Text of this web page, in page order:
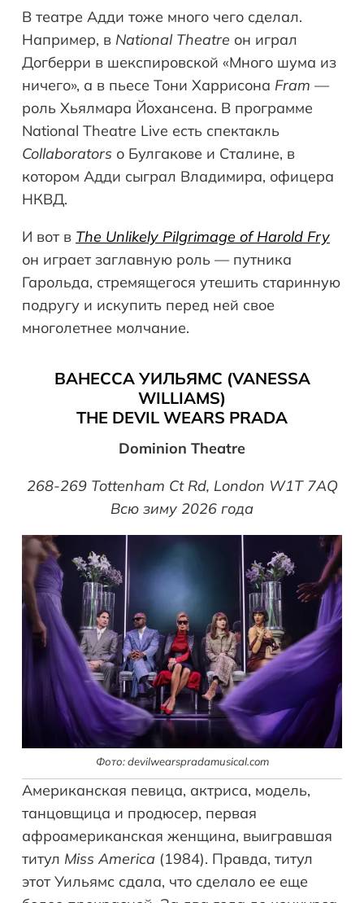
В театре Адди тоже много чего сделал.
Например, в National Theatre он играл
Догберри в шекспировской «Много шума из
ничего», а в пьесе Тони Харрисона Fram —
роль Хьялмара Йохансена. В программе
National Theatre Live есть спектакль
Collaborators о Булгакове и Сталине, в
котором Адди сыграл Владимира, офицера
НКВД.
И вот в The Unlikely Pilgrimage of Harold Fry
он играет заглавную роль — путника
Гарольда, стремящегося утешить старинную
подругу и искупить перед ней свое
многолетнее молчание.
ВАНЕССА УИЛЬЯМС (VANESSA
WILLIAMS)
THE DEVIL WEARS PRADA
Dominion Theatre
268-269 Tottenham Ct Rd, London W1T 7AQ
Всю зиму 2026 года
Фото: devilwearspradamusical.com
Американская певица, актриса, модель,
танцовщица и продюсер, первая
афроамериканская женщина, выигравшая
титул Miss America (1984). Правда, титул
этот Уильямс сдала, что сделало ее еще